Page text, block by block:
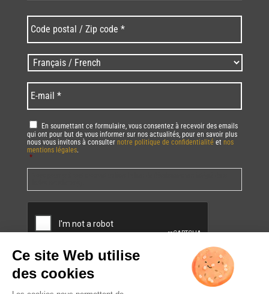
postal
/
Zip
code
* *
Langues
/
Language *
mail *
RGPD *
En soumettant ce formulaire, vous consentez à recevoir des emails
qui ont pour but de vous informer sur nos actualités, pour en savoir plus
nous vous invitons à consulter notre politique de confidentialité et nos
mentions légales.
*